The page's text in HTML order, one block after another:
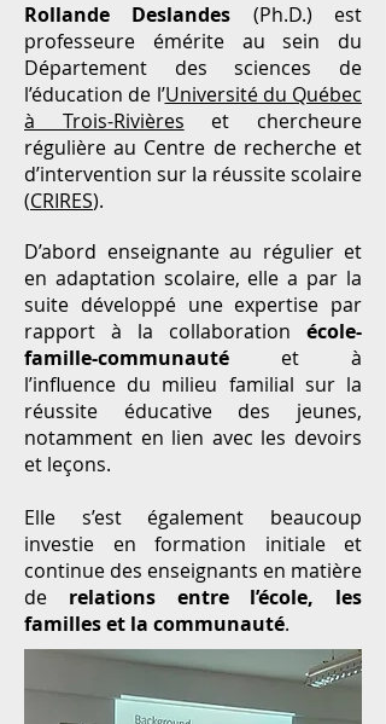
Rollande Deslandes (Ph.D.) est
professeure émérite au sein du
Département des sciences de
l’éducation de l’Université du Québec
à Trois-Rivières et chercheure
régulière au Centre de recherche et
d’intervention sur la réussite scolaire
(CRIRES).
D’abord enseignante au régulier et
en adaptation scolaire, elle a par la
suite développé une expertise par
rapport à la collaboration école-
famille-communauté et à
l’influence du milieu familial sur la
réussite éducative des jeunes,
notamment en lien avec les devoirs
et leçons.
Elle s’est également beaucoup
investie en formation initiale et
continue des enseignants en matière
de relations entre l’école, les
familles et la communauté.